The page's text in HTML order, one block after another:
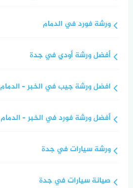
ورشة فورد في الدمام
أفضل ورشة أودي في جدة
افضل ورشة جيب في الخبر –
أفضل ورشة فورد في الخبر –
ورشة سيارات في جدة
صيانة سيارات في جدة